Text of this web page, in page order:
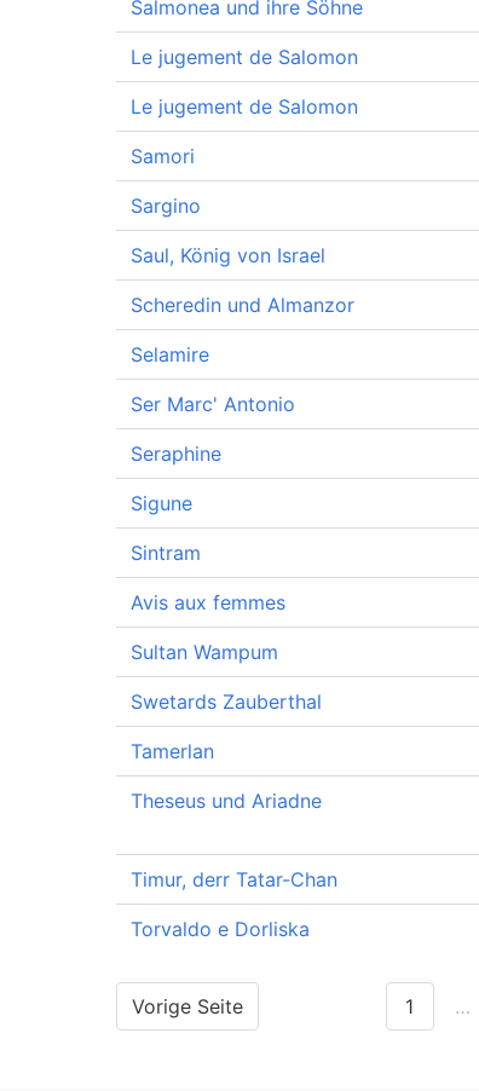
Salmonea und ihre Söhne
Le jugement de Salomon
Le jugement de Salomon
Samori
Sargino
Saul, König von Israel
Scheredin und Almanzor
Selamire
Ser Marc' Antonio
Seraphine
Sigune
Sintram
Avis aux femmes
Sultan Wampum
Swetards Zauberthal
Tamerlan
Theseus und Ariadne
Timur, derr Tatar-Chan
Torvaldo e Dorliska
Vorige Seite 1 …